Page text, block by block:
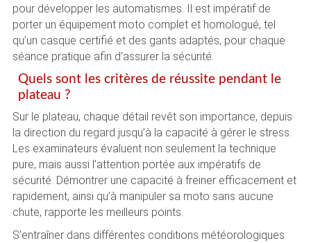
pour développer les automatismes. Il est impératif de
porter un équipement moto complet et homologué, tel
qu’un casque certifié et des gants adaptés, pour chaque
séance pratique afin d’assurer la sécurité.
Quels sont les critères de réussite pendant le
plateau ?
Sur le plateau, chaque détail revêt son importance, depuis
la direction du regard jusqu’à la capacité à gérer le stress.
Les examinateurs évaluent non seulement la technique
pure, mais aussi l’attention portée aux impératifs de
sécurité. Démontrer une capacité à freiner efficacement et
rapidement, ainsi qu’à manipuler sa moto sans aucune
chute, rapporte les meilleurs points.
S’entraîner dans différentes conditions météorologiques